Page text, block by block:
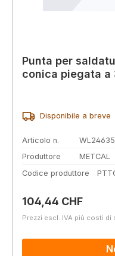
Punta per
conica piegata a
Disponibile a breve
Articolo n.
WL24635
Produttore
METCAL
Codice produttore
Prezzo normale:
104,44 CHF
Prezzi escl. IVA più costi di